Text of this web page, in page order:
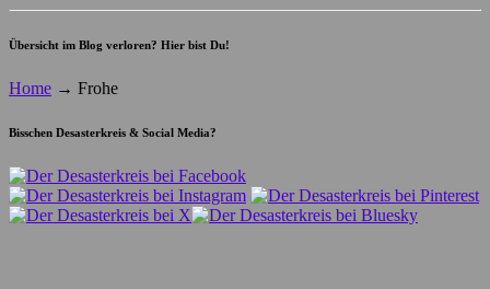
Übersicht im Blog verloren? Hier bist Du!
Home → Frohe
Bisschen Desasterkreis & Social Media?